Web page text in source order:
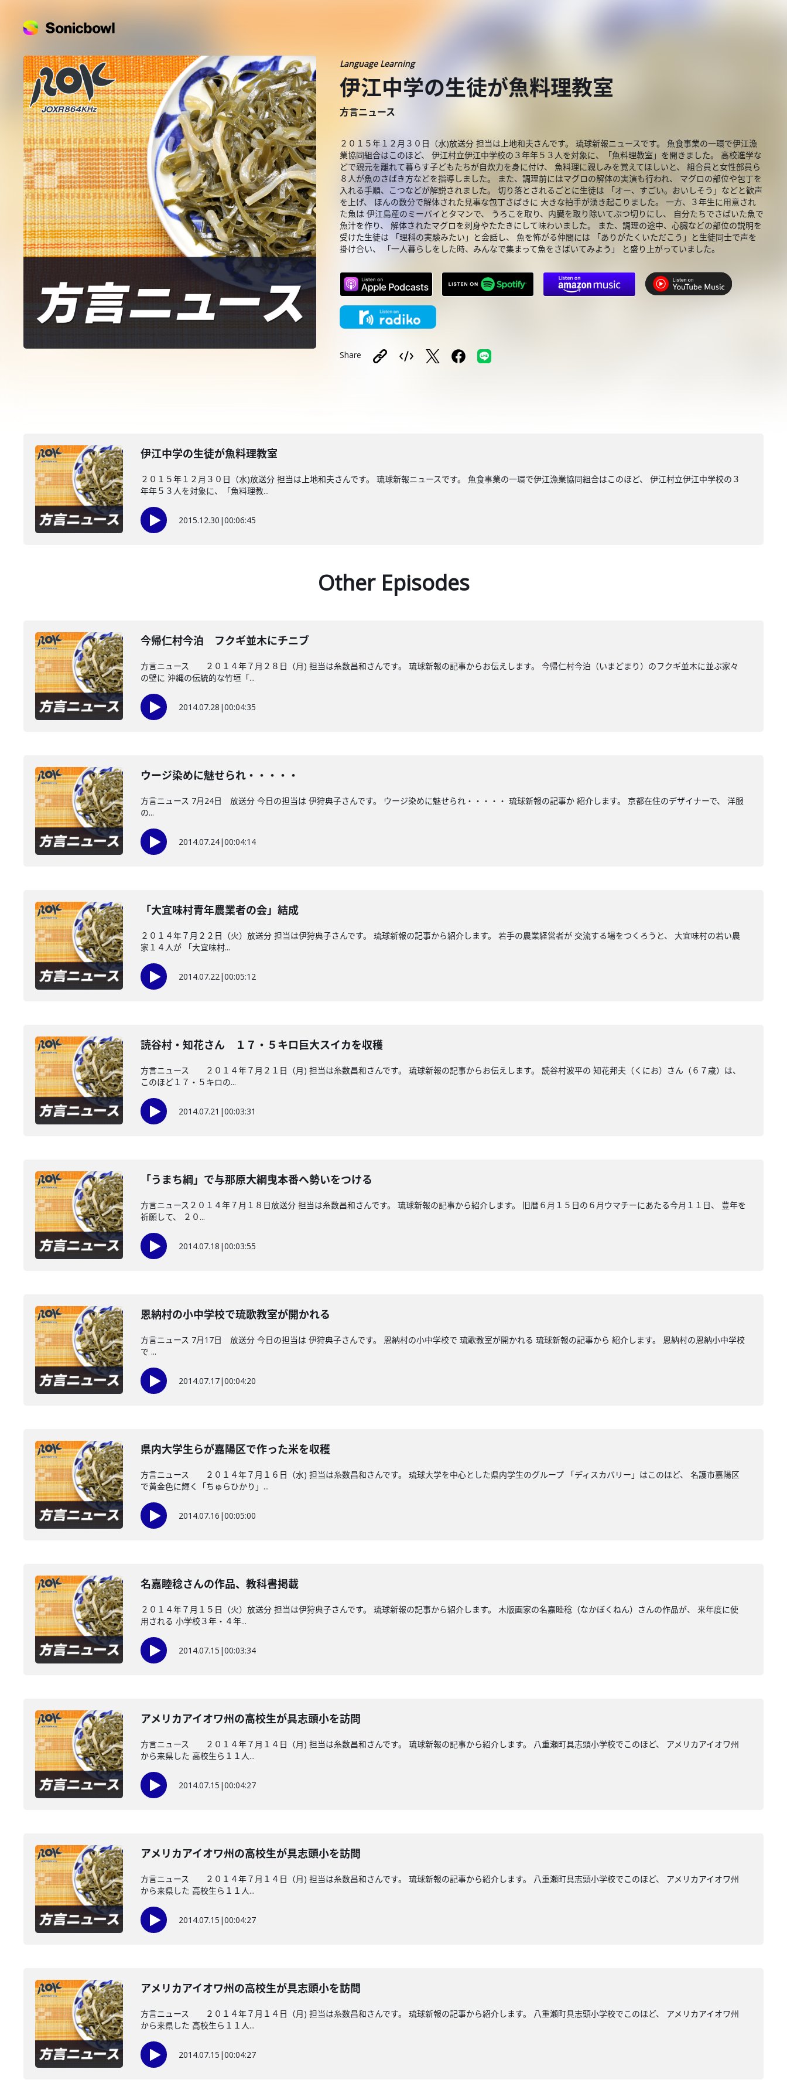
Language Learning
伊江中学の生徒が魚料理教室
方言ニュース
２０１５年１２月３０日（水)放送分 担当は上地和夫さんです。 琉球新報ニュースです。 魚食事業の一環で伊江漁
業協同組合はこのほど、 伊江村立伊江中学校の３年年５３人を対象に、「魚料理教室」を開きました。 高校進学な
どで親元を離れて暮らす子どもたちが自炊力を身に付け、 魚料理に親しみを覚えてほしいと、 組合員と女性部員ら
８人が魚のさばき方などを指導しました。 また、調理前にはマグロの解体の実演も行われ、 マグロの部位や包丁を
入れる手順、こつなどが解説されました。 切り落とされるごとに生徒は 「オー、すごい。おいしそう」などと歓声
を上げ、 ほんの数分で解体された見事な包丁さばきに 大きな拍手が湧き起こりました。 一方、３年生に用意され
た魚は 伊江島産のミーバイとタマンで、 うろこを取り、内臓を取り除いてぶつ切りにし、 自分たちでさばいた魚で
魚汁を作り、 解体されたマグロを刺身やたたきにして味わいました。 また、調理の途中、心臓などの部位の説明を
受けた生徒は 「理科の実験みたい」と会話し、 魚を怖がる仲間には 「ありがたくいただこう」と生徒同士で声を
掛け合い、 「一人暮らしをした時、みんなで集まって魚をさばいてみよう」 と盛り上がっていました。
Share
伊江中学の生徒が魚料理教室
２０１５年１２月３０日（水)放送分 担当は上地和夫さんです。 琉球新報ニュースです。 魚食事業の一環で伊江漁業協同組合はこのほど、 伊江村立伊江中学校の３
年年５３人を対象に、「魚料理教...
2015.12.30 |00:06:45
Other Episodes
今帰仁村今泊 フクギ並木にチニブ
方言ニュース ２０１４年７月２８日（月) 担当は糸数昌和さんです。 琉球新報の記事からお伝えします。 今帰仁村今泊（いまどまり）のフクギ並木に並ぶ家々
の壁に 沖縄の伝統的な竹垣「...
2014.07.28 |00:04:35
ウージ染めに魅せられ・・・・・
方言ニュース 7月24日 放送分 今日の担当は 伊狩典子さんです。 ウージ染めに魅せられ・・・・・ 琉球新報の記事か 紹介します。 京都在住のデザイナーで、 洋服
の...
2014.07.24|00:04:14
「大宜味村青年農業者の会」結成
２０１４年７月２２日（火）放送分 担当は伊狩典子さんです。 琉球新報の記事から紹介します。 若手の農業経営者が 交流する場をつくろうと、 大宜味村の若い農
家１４人が 「大宜味村...
2014.07.22|00:05:12
読谷村・知花さん １７・５キロ巨大スイカを収穫
方言ニュース ２０１４年７月２１日（月) 担当は糸数昌和さんです。 琉球新報の記事からお伝えします。 読谷村波平の 知花邦夫（くにお）さん（６７歳）は、
このほど１７・５キロの...
2014.07.21 |00:03:31
「うまち綱」で与那原大綱曳本番へ勢いをつける
方言ニュース２０１４年７月１８日放送分 担当は糸数昌和さんです。 琉球新報の記事から紹介します。 旧暦６月１５日の６月ウマチーにあたる今月１１日、 豊年を
祈願して、 ２０...
2014.07.18 |00:03:55
恩納村の小中学校で琉歌教室が開かれる
方言ニュース 7月17日 放送分 今日の担当は 伊狩典子さんです。 恩納村の小中学校で 琉歌教室が開かれる 琉球新報の記事から 紹介します。 恩納村の恩納小中学校
で ...
2014.07.17|00:04:20
県内大学生らが嘉陽区で作った米を収穫
方言ニュース ２０１４年７月１６日（水) 担当は糸数昌和さんです。 琉球大学を中心とした県内学生のグループ 「ディスカバリー」はこのほど、 名護市嘉陽区
で黄金色に輝く「ちゅらひかり」...
2014.07.16 |00:05:00
名嘉睦稔さんの作品、教科書掲載
２０１４年７月１５日（火）放送分 担当は伊狩典子さんです。 琉球新報の記事から紹介します。 木版画家の名嘉睦稔（なかぼくねん）さんの作品が、 来年度に使
用される 小学校３年・４年...
2014.07.15 |00:03:34
アメリカアイオワ州の高校生が具志頭小を訪問
方言ニュース ２０１４年７月１４日（月) 担当は糸数昌和さんです。 琉球新報の記事から紹介します。 八重瀬町具志頭小学校でこのほど、 アメリカアイオワ州
から来県した 高校生ら１１人...
2014.07.15 |00:04:27
アメリカアイオワ州の高校生が具志頭小を訪問
方言ニュース ２０１４年７月１４日（月) 担当は糸数昌和さんです。 琉球新報の記事から紹介します。 八重瀬町具志頭小学校でこのほど、 アメリカアイオワ州
から来県した 高校生ら１１人...
2014.07.15 |00:04:27
アメリカアイオワ州の高校生が具志頭小を訪問
方言ニュース ２０１４年７月１４日（月) 担当は糸数昌和さんです。 琉球新報の記事から紹介します。 八重瀬町具志頭小学校でこのほど、 アメリカアイオワ州
から来県した 高校生ら１１人...
2014.07.15 |00:04:27